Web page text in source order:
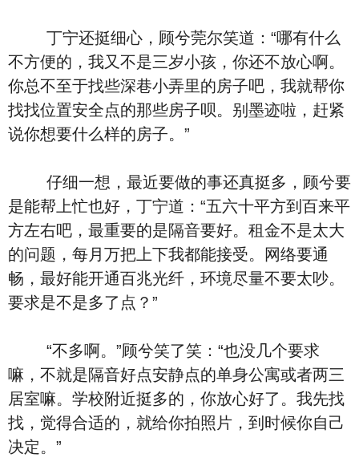
丁宁还挺细心，顾兮莞尔笑道：“哪有什么
不方便的，我又不是三岁小孩，你还不放心啊。
你总不至于找些深巷小弄里的房子吧，我就帮你
找找位置安全点的那些房子呗。别墨迹啦，赶紧
说你想要什么样的房子。”
仔细一想，最近要做的事还真挺多，顾兮要
是能帮上忙也好，丁宁道：“五六十平方到百来平
方左右吧，最重要的是隔音要好。租金不是太大
的问题，每月万把上下我都能接受。网络要通
畅，最好能开通百兆光纤，环境尽量不要太吵。
要求是不是多了点？”
“不多啊。”顾兮笑了笑：“也没几个要求
嘛，不就是隔音好点安静点的单身公寓或者两三
居室嘛。学校附近挺多的，你放心好了。我先找
找，觉得合适的，就给你拍照片，到时候你自己
决定。”